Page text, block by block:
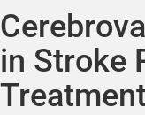
in Stroke
Treatment